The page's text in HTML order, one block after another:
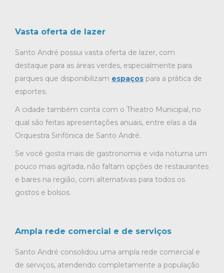
Vasta oferta de lazer
Santo André possui vasta oferta de lazer, com
destaque para as áreas verdes, especialmente para
parques que disponibilizam espaços para a prática de
esportes.
A cidade também conta com o Theatro Municipal, no
qual são feitas apresentações anuais, entre elas a da
Orquestra Sinfônica de Santo André.
Se você gosta mais de gastronomia e vida noturna um
pouco mais agitada, não faltam opções de restaurantes
e bares na região, com alternativas para todos os
gostos e bolsos.
Ampla rede comercial e de serviços
Santo André consolidou uma ampla rede comercial e
de serviços, atendendo completamente a população